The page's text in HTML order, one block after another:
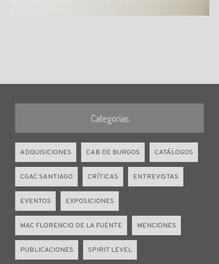
Categorías
ADQUISICIONES CAB DE BURGOS CATÁLOGOS
CGAC SANTIAGO CRÍTICAS ENTREVISTAS
EVENTOS EXPOSICIONES
MAC FLORENCIO DE LA FUENTE MENCIONES
PUBLICACIONES SPIRIT LEVEL